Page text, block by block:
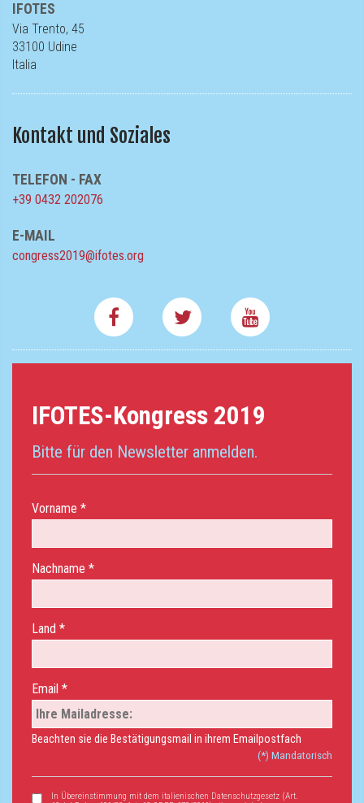
IFOTES
Via Trento, 45
33100 Udine
Italia
TELEFON - FAX
+39 0432 202076
E-MAIL
congress2019@ifotes.org
Kontakt und Soziales
IFOTES-Kongress 2019
Bitte für den Newsletter anmelden.
Vorname *
Nachname *
Land *
Email *
Beachten sie die Bestätigungsmail in ihrem Emailpostfach
(*) Mandatorisch
In Übereinstimmung mit dem italienischen Datenschutzgesetz (Art.